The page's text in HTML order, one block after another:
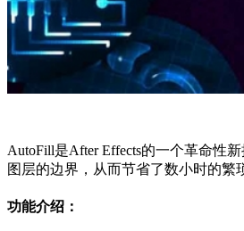
AutoFill是After Effects的一个革命性
图层的边界，从而节省了数小时的繁
功能介绍：